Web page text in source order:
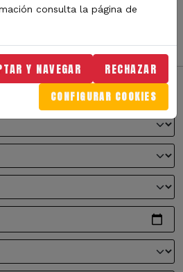
del motor.
consulta la página de
Y NAVEGAR RECHAZAR
CONFIGURAR COOKIES